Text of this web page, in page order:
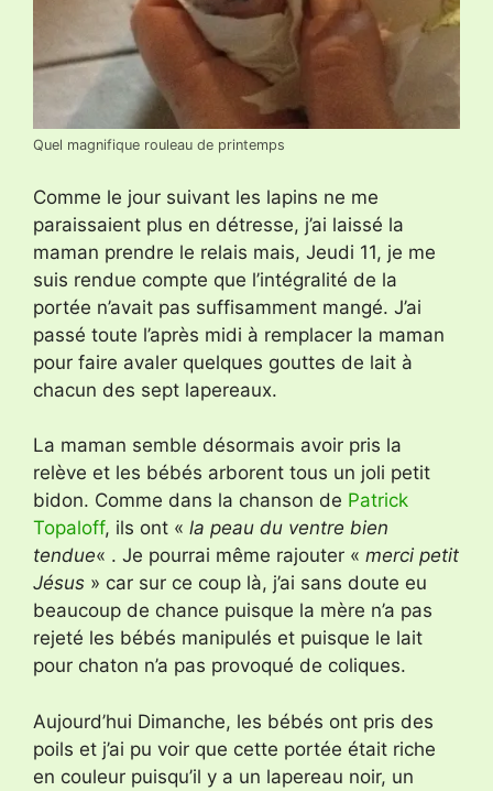
Quel magnifique rouleau de printemps
Comme le jour suivant les lapins ne me
paraissaient plus en détresse, j’ai laissé la
maman prendre le relais mais, Jeudi 11, je me
suis rendue compte que l’intégralité de la
portée n’avait pas suffisamment mangé. J’ai
passé toute l’après midi à remplacer la maman
pour faire avaler quelques gouttes de lait à
chacun des sept lapereaux.
La maman semble désormais avoir pris la
relève et les bébés arborent tous un joli petit
bidon. Comme dans la chanson de Patrick
Topaloff, ils ont « la peau du ventre bien
tendue« . Je pourrai même rajouter « merci petit
Jésus » car sur ce coup là, j’ai sans doute eu
beaucoup de chance puisque la mère n’a pas
rejeté les bébés manipulés et puisque le lait
pour chaton n’a pas provoqué de coliques.
Aujourd’hui Dimanche, les bébés ont pris des
poils et j’ai pu voir que cette portée était riche
en couleur puisqu’il y a un lapereau noir, un